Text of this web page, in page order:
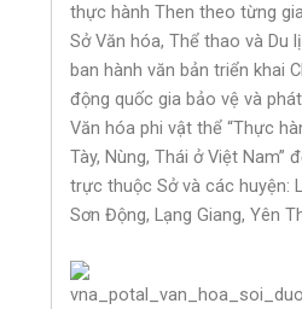
thực hành Then theo từng
Sở Văn hóa, Thể thao và Du
ban hành văn bản triển khai
động quốc gia bảo vệ và
Văn hóa phi vật thể “Thực
Tày, Nùng, Thái ở Việt Nam”
trực thuộc Sở và các huyện:
Sơn Động, Lạng Giang, Yên